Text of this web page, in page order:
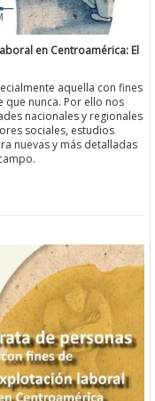
en Centroamérica: El
aquella con fines
nunca. Por ello nos
nacionales y regionales
sociales, estudios
nuevas y más detalladas